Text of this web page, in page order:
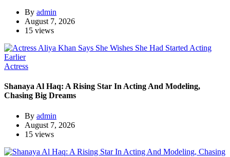
By admin
August 7, 2026
15 views
Actress
Shanaya Al Haq: A Rising Star In Acting And Modeling,
Chasing Big Dreams
By admin
August 7, 2026
15 views